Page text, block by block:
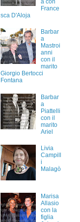
a con
France
sca D'Aloja
Barbar
a
Mastroi
anni
con il
marito
Giorgio Bertocci
Fontana
Barbar
a
Piattelli
con il
marito
Ariel
Livia
Campill
i
Malagò
Marisa
Allasio
con la
figlia